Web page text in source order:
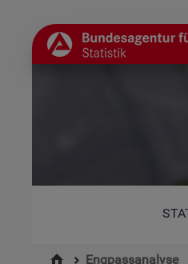
Engpassanalyse